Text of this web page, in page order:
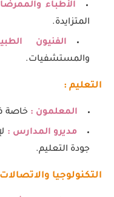
الأطباء
المتزايدة.
الفنيون
والمستشفيات.
التعليم :
المعلمون : خاصة
مديرو المدارس :
جودة التعليم.
التكنولوجيا